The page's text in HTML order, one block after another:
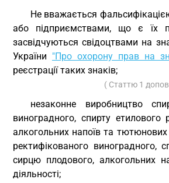
Не вважається
або підприємствами, що є їх
засвідчуються свідоцтвами на
України "Про охорону прав на
реєстрації таких знаків;
( Статтю 1
незаконне виробництво
виноградного, спирту етилового
алкогольних напоїв та тютюнових
ректифікованого виноградного,
сирцю плодового, алкогольних
діяльності;